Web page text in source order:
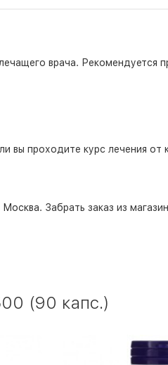
врача. Рекомендуется
вы проходите курс лечения
Москва. Забрать заказ из
(90 капс.)